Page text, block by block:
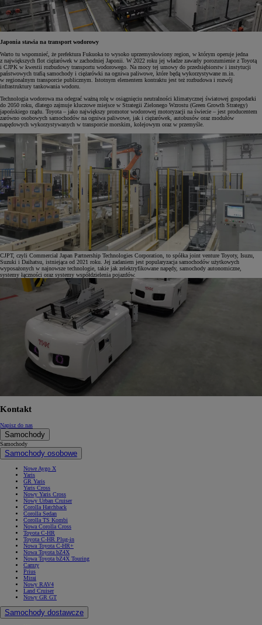
Japonia stawia na transport wodorowy
Warto tu wspomnieć, że prefektura Fukuoka to wysoko uprzemysłowiony region, w którym operuje jedna
z największych flot ciężarówek w zachodniej Japonii. W 2022 roku jej władze zawarły porozumienie z Toyotą
i CJPK w kwestii rozbudowy transportu wodorowego. Na mocy tej umowy do przedsiębiorstw i instytucji
państwowych trafią samochody i ciężarówki na ogniwa paliwowe, które będą wykorzystywane m.in.
w regionalnym transporcie publicznym. Istotnym elementem kontraktu jest też rozbudowa i rozwój
infrastruktury tankowania wodoru.
Technologia wodorowa ma odegrać ważną rolę w osiągnięciu neutralności klimatycznej światowej gospodarki
do 2050 roku, dlatego zajmuje kluczowe miejsce w Strategii Zielonego Wzrostu (Green Growth Strategy)
japońskiego rządu. Toyota – jako największy promotor wodorowej motoryzacji na świecie – jest producentem
zarówno osobowych samochodów na ogniwa paliwowe, jak i ciężarówek, autobusów oraz modułów
napędowych wykorzystywanych w transporcie morskim, kolejowym oraz w przemyśle.
CJPT, czyli Commercial Japan Partnership Technologies Corporation, to spółka joint venture Toyoty, Isuzu,
Suzuki i Daihatsu, istniejąca od 2021 roku. Jej zadaniem jest popularyzacja samochodów użytkowych
wyposażonych w najnowsze technologie, takie jak zelektryfikowane napędy, samochody autonomiczne,
systemy łączności oraz systemy współdzielenia pojazdów.
Kontakt
Napisz do nas
Samochody
Samochody
Samochody osobowe
Nowe Aygo X
Yaris
GR Yaris
Yaris Cross
Nowy Yaris Cross
Nowy Urban Cruiser
Corolla Hatchback
Corolla Sedan
Corolla TS Kombi
Nowa Corolla Cross
Toyota C-HR
Toyota C-HR Plug-in
Nowa Toyota C-HR+
Nowa Toyota bZ4X
Nowa Toyota bZ4X Touring
Camry
Prius
Mirai
Nowy RAV4
Land Cruiser
Nowy GR GT
Samochody dostawcze